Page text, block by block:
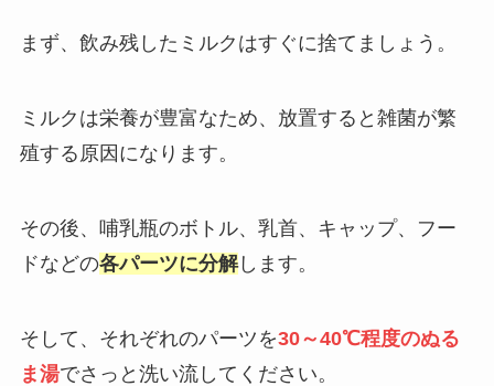
まず、飲み残したミルクはすぐに捨てましょう。
ミルクは栄養が豊富なため、放置すると雑菌が繁
殖する原因になります。
その後、哺乳瓶のボトル、乳首、キャップ、フー
ドなどの各パーツに分解します。
そして、それぞれのパーツを30～40℃程度のぬる
ま湯でさっと洗い流してください。